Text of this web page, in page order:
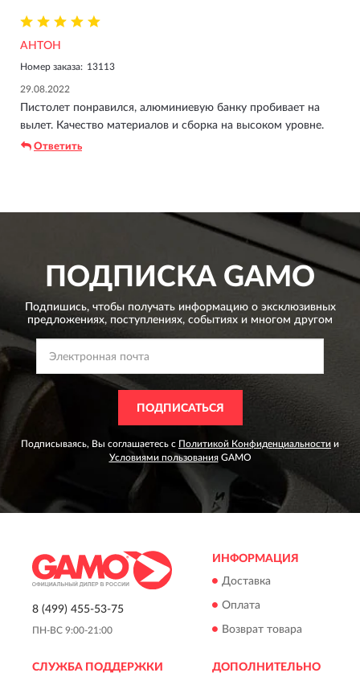
АНТОН
Номер заказа: 13113
29.08.2022
Пистолет понравился, алюминиевую банку пробивает на
вылет. Качество материалов и сборка на высоком уровне.
Ответить
ПОДПИСКА GAMO
Подпишись, чтобы получать информацию о эксклюзивных
предложениях, поступлениях, событиях и многом другом
ПОДПИСАТЬСЯ
Подписываясь, Вы соглашаетесь с Политикой Конфиденциальности и
Условиями пользованияGAMO
8 (499) 455-53-75
ПН-ВС 9:00-21:00
ИНФОРМАЦИЯ
Доставка
Оплата
Возврат товара
СЛУЖБА ПОДДЕРЖКИ ДОПОЛНИТЕЛЬНО